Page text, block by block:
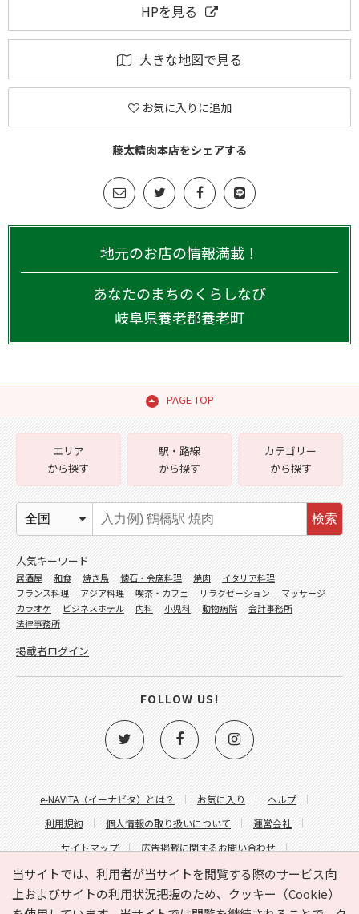
HPを見る
大きな地図で見る
お気に入りに追加
藤太精肉本店をシェアする
地元のお店の情報満載！
あなたのまちのくらしなび
岐阜県養老郡養老町
PAGE TOP
当サイトでは、利用者が当サイトを閲覧する際のサービス向
上およびサイトの利用状況把握のため、クッキー（Cookie）
e-NAVITA（イーナビタ）とは？ お気に入り
ヘルプ
利用規約
個人情報の取り扱いについて
運営会社
サイトマップ
広告掲載に関するお問い合わせ
サイトの内容に関するお問い合わせ
エリア
から探す
駅・路線
から探す
カテゴリー
から探す
検索
人気キーワード
居酒屋 和食 焼き鳥 懐石・会席料理 焼肉
イタリア料理
フランス料理
アジア料理 喫茶・カフェ リラクゼーション
マッサージ
カラオケ
ビジネスホテル 内科 小児科 動物病院
会計事務所
法律事務所
掲載者ログイン
FOLLOW US!